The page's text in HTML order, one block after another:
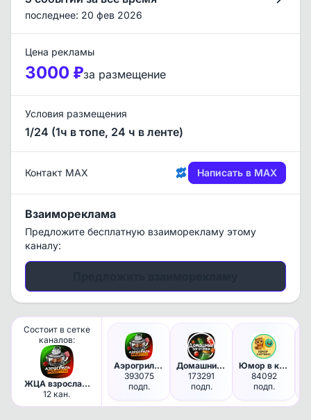
последнее: 20 фев 2026
Цена рекламы
3000 ₽за размещение
Условия размещения
1/24 (1ч в топе, 24 ч в ленте)
Контакт MAX Написать в MAX
Взаимореклама
Предложите бесплатную взаиморекламу этому
каналу:
Состоит в сетке
каналов:
ЖЦА взрослая,
платёжеспособная
12 кан.
Аэрогриль | Рецепты
393075
подп.
Домашние Заготовки | Консерва…
173291
подп.
Юмор в картинках
84092
подп.